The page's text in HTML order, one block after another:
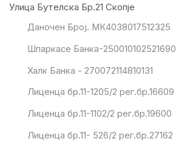
Улица Бутелска Бр.21 Скопје
Даночен Број. МК4038017512325
Шпаркасе Банка-250010102521690
Халк Банка - 270072114810131
Лиценца бр.11-1205/2 рег.бр.16609
Лиценца бр.11-1102/2 рег.бр.19600
Лиценца бр.11- 526/2 рег.бр.27162